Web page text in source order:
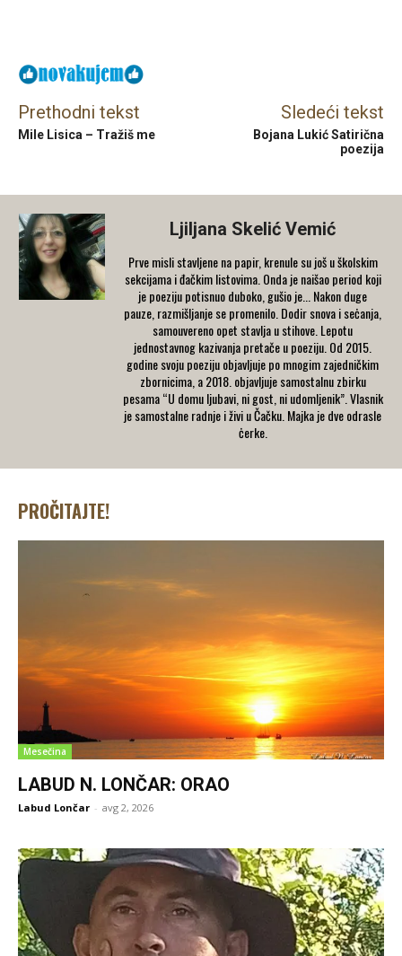
Prethodni tekst
Mile Lisica – Tražiš me
Sledeći tekst
Bojana Lukić Satirična
poezija
Ljiljana Skelić Vemić
Prve misli stavljene na papir, krenule su još u školskim
sekcijama i đačkim listovima. Onda je naišao period koji
je poeziju potisnuo duboko, gušio je... Nakon duge
pauze, razmišljanje se promenilo. Dodir snova i seċanja,
samouvereno opet stavlja u stihove. Lepotu
jednostavnog kazivanja pretače u poeziju. Od 2015.
godine svoju poeziju objavljuje po mnogim zajedničkim
zbornicima, a 2018. objavljuje samostalnu zbirku
pesama “U domu ljubavi, ni gost, ni udomljenik”. Vlasnik
je samostalne radnje i živi u Čačku. Majka je dve odrasle
ċerke.
PROČITAJTE!
Mesečina
LABUD N. LONČAR: ORAO
Labud Lončar - avg 2, 2026